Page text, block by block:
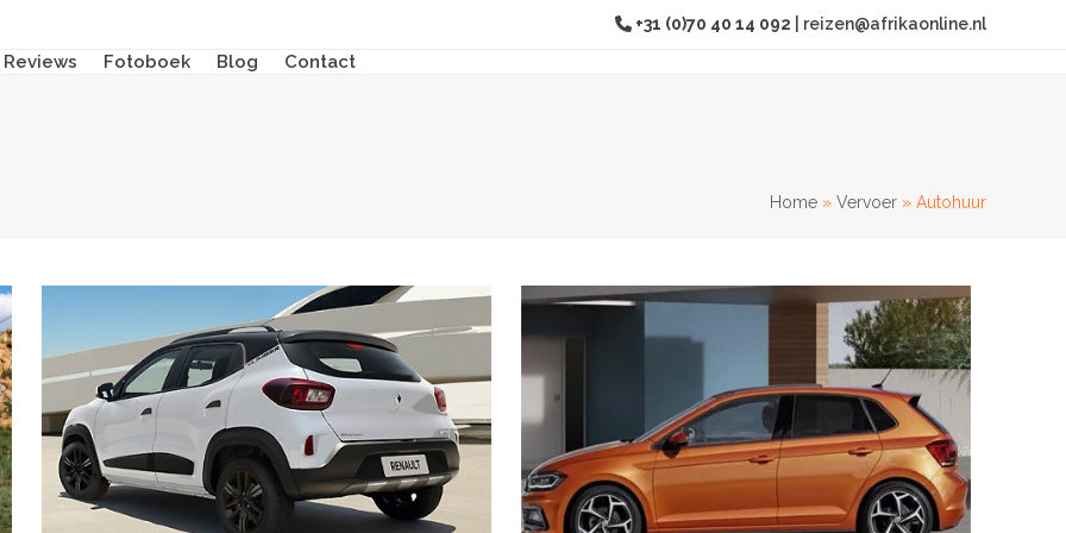
+31 (0)70 40 14 092 reizen@afrikaonline.nl
Reviews Fotoboek Blog Contact
Home» Vervoer» Autohuur